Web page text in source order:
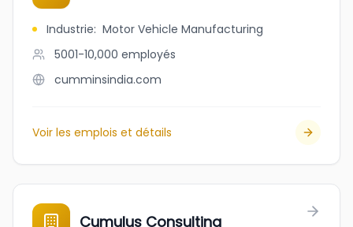
Industrie: Motor Vehicle Manufacturing
5001-10,000 employés
cumminsindia.com
Voir les emplois et détails
Cumulus Consulting